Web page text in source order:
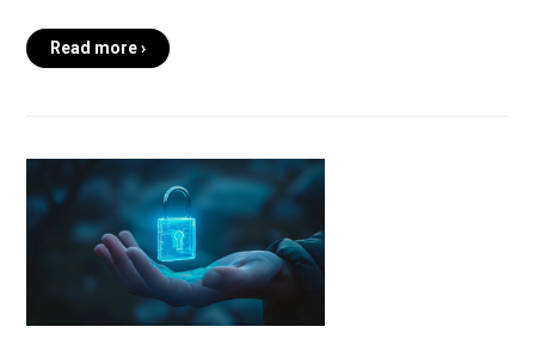
Read more ›